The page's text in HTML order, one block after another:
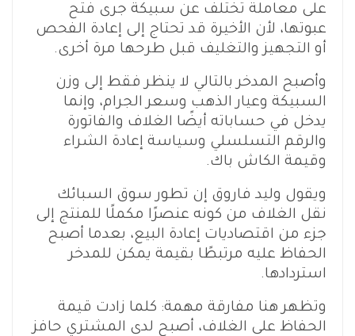
على معاملة تختلف عن سبيكة جرى فتح
عبوتها، لأن الأخيرة قد تحتاج إلى إعادة الفحص
أو التجهيز والتغليف قبل طرحها مرة أخرى.
وأصبح المدخر بالتالي لا ينظر فقط إلى وزن
السبيكة وعيار الذهب وسعر الجرام، وإنما
يدخل في حساباته أيضًا الغلاف والفاتورة
والرقم التسلسلي وسياسة إعادة الشراء
وقيمة الكاش باك.
ويقول وليد فاروق إن تطور سوق السبائك
نقل الغلاف من كونه عنصرًا مكملًا للمنتج إلى
جزء من اقتصاديات إعادة البيع، بعدما أصبح
الحفاظ عليه مرتبطًا بقيمة يمكن للمدخر
استردادها.
وتظهر هنا مفارقة مهمة: كلما زادت قيمة
الحفاظ على الغلاف، أصبح لدى المشتري حافز